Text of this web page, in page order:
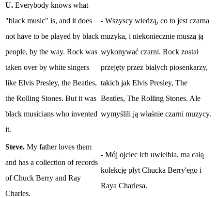
U. Everybody knows what
"black music" is, and it does
not have to be played by black
people, by the way. Rock was
taken over by white singers
like Elvis Presley, the Beatles,
the Rolling Stones. But it was
black musicians who invented
it.
- Wszyscy wiedzą, co to jest czarna
muzyka, i niekoniecznie muszą ją
wykonywać czarni. Rock został
przejęty przez białych piosenkarzy,
takich jak Elvis Presley, The
Beatles, The Rolling Stones. Ale
wymyślili ją właśnie czarni muzycy.
Steve. My father loves them
and has a collection of records
of Chuck Berry and Ray
Charles.
- Mój ojciec ich uwielbia, ma całą
kolekcję płyt Chucka Berry'ego i
Raya Charlesa.